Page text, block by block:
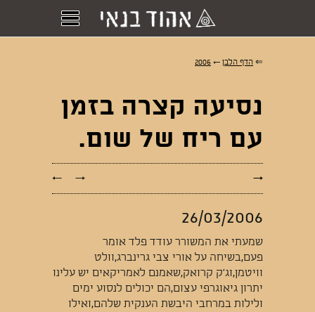
⇐ הדף הלבן ←
2006
נסיעה קצרה בזמן
עם ריח של שום.
→
→
←
26/03/2006
שמעתי את המשורר עודד פלד אומר
פעם,בשיחה על אורי צבי גרינברג,וולט
וויטמן,וג’ק קרואק,שאמנם לאמריקאים יש עלינו
יתרון גיאוגרפי עצום,הם יכולים לנסוע ימים
ולילות במרחבי היבשת הענקית שלהם,ואילו